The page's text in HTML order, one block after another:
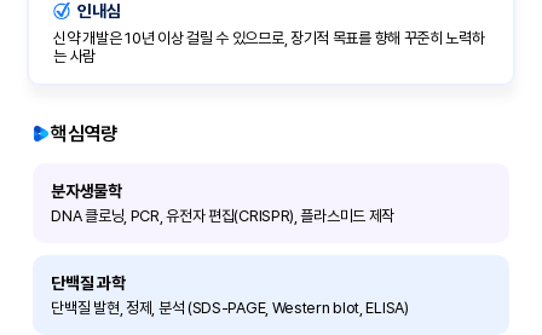
인내심
신약 개발은 10년 이상 걸릴 수 있으므로, 장기적 목표를 향해 꾸준히 노력하
는 사람
핵심역량
분자생물학
DNA 클로닝, PCR, 유전자 편집(CRISPR), 플라스미드 제작
단백질 과학
단백질 발현, 정제, 분석 (SDS-PAGE, Western blot, ELISA)